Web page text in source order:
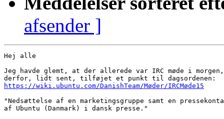
afsender ]
Hej alle
Jeg havde glemt, at der allerede var IRC møde i
https://wiki.ubuntu.com/DanishTeam/Møder/IRCMøde15
"Nedsættelse af en marketingsgruppe samt en
af Ubuntu (Danmark) i dansk presse."